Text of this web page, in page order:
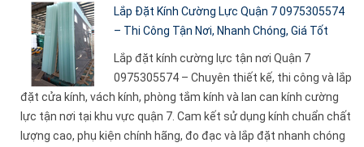
Lắp Đặt Kính Cường Lực Quận 7 0975305574
– Thi Công Tận Nơi, Nhanh Chóng, Giá Tốt
Lắp đặt kính cường lực tận nơi Quận 7
0975305574 – Chuyên thiết kế, thi công và lắp
đặt cửa kính, vách kính, phòng tắm kính và lan can kính cường
lực tận nơi tại khu vực quận 7. Cam kết sử dụng kính chuẩn chất
lượng cao, phụ kiện chính hãng, đo đạc và lắp đặt nhanh chóng